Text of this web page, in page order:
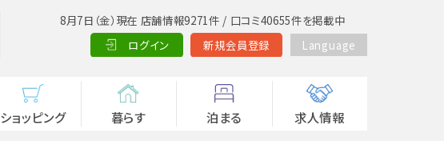
8月7日（金）現在 店舗情報9271件 / 口コミ40655件を掲載中
ログイン
新規会員登録 Language
ショッピング 暮らす 泊まる 求人情報